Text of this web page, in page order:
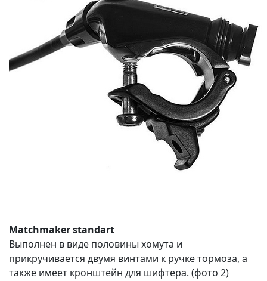
Matchmaker standart
Выполнен в виде половины хомута и
прикручивается двумя винтами к ручке тормоза, а
также имеет кронштейн для шифтера. (фото 2)